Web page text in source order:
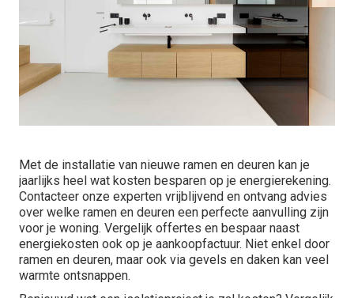
Met de installatie van nieuwe ramen en deuren kan je
jaarlijks heel wat kosten besparen op je energierekening.
Contacteer onze experten vrijblijvend en ontvang advies
over welke ramen en deuren een perfecte aanvulling zijn
voor je woning. Vergelijk offertes en bespaar naast
energiekosten ook op je aankoopfactuur. Niet enkel door
ramen en deuren, maar ook via gevels en daken kan veel
warmte ontsnappen.